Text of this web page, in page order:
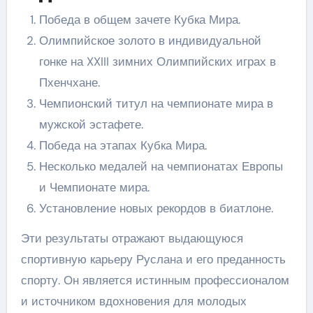
Победа в общем зачете Кубка Мира.
Олимпийское золото в индивидуальной
гонке на XXIII зимних Олимпийских играх в
Пхенчхане.
Чемпионский титул на чемпионате мира в
мужской эстафете.
Победа на этапах Кубка Мира.
Несколько медалей на чемпионатах Европы
и Чемпионате мира.
Установление новых рекордов в биатлоне.
Эти результаты отражают выдающуюся
спортивную карьеру Руслана и его преданность
спорту. Он является истинным профессионалом
и источником вдохновения для молодых